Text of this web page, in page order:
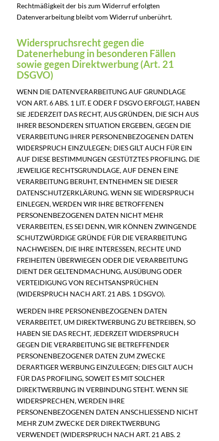
Rechtmäßigkeit der bis zum Widerruf erfolgten
Datenverarbeitung bleibt vom Widerruf unberührt.
Widerspruchsrecht gegen die
Datenerhebung in besonderen Fällen
sowie gegen Direktwerbung (Art. 21
DSGVO)
WENN DIE DATENVERARBEITUNG AUF GRUNDLAGE
VON ART. 6 ABS. 1 LIT. E ODER F DSGVO ERFOLGT, HABEN
SIE JEDERZEIT DAS RECHT, AUS GRÜNDEN, DIE SICH AUS
IHRER BESONDEREN SITUATION ERGEBEN, GEGEN DIE
VERARBEITUNG IHRER PERSONENBEZOGENEN DATEN
WIDERSPRUCH EINZULEGEN; DIES GILT AUCH FÜR EIN
AUF DIESE BESTIMMUNGEN GESTÜTZTES PROFILING. DIE
JEWEILIGE RECHTSGRUNDLAGE, AUF DENEN EINE
VERARBEITUNG BERUHT, ENTNEHMEN SIE DIESER
DATENSCHUTZERKLÄRUNG. WENN SIE WIDERSPRUCH
EINLEGEN, WERDEN WIR IHRE BETROFFENEN
PERSONENBEZOGENEN DATEN NICHT MEHR
VERARBEITEN, ES SEI DENN, WIR KÖNNEN ZWINGENDE
SCHUTZWÜRDIGE GRÜNDE FÜR DIE VERARBEITUNG
NACHWEISEN, DIE IHRE INTERESSEN, RECHTE UND
FREIHEITEN ÜBERWIEGEN ODER DIE VERARBEITUNG
DIENT DER GELTENDMACHUNG, AUSÜBUNG ODER
VERTEIDIGUNG VON RECHTSANSPRÜCHEN
(WIDERSPRUCH NACH ART. 21 ABS. 1 DSGVO).
WERDEN IHRE PERSONENBEZOGENEN DATEN
VERARBEITET, UM DIREKTWERBUNG ZU BETREIBEN, SO
HABEN SIE DAS RECHT, JEDERZEIT WIDERSPRUCH
GEGEN DIE VERARBEITUNG SIE BETREFFENDER
PERSONENBEZOGENER DATEN ZUM ZWECKE
DERARTIGER WERBUNG EINZULEGEN; DIES GILT AUCH
FÜR DAS PROFILING, SOWEIT ES MIT SOLCHER
DIREKTWERBUNG IN VERBINDUNG STEHT. WENN SIE
WIDERSPRECHEN, WERDEN IHRE
PERSONENBEZOGENEN DATEN ANSCHLIESSEND NICHT
MEHR ZUM ZWECKE DER DIREKTWERBUNG
VERWENDET (WIDERSPRUCH NACH ART. 21 ABS. 2